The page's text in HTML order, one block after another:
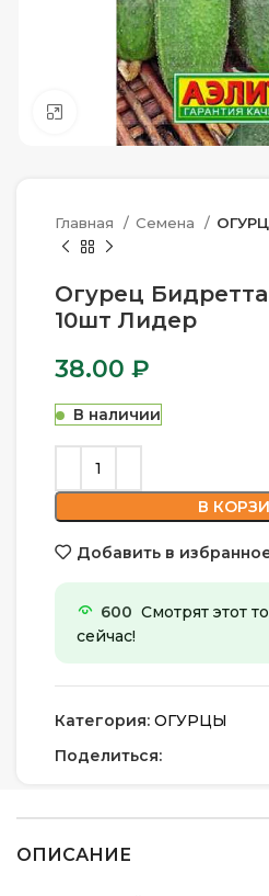
Нажмите, чтобы
Главная Семена
Огурец Бидретта
10шт Лидер
38.00 ₽
В наличии
В
Добавить в
600 Смотрят этот
сейчас!
Категория: ОГУРЦЫ
Поделиться:
ОПИСАНИЕ